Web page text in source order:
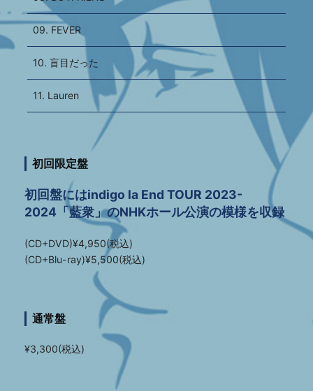
09. FEVER
10. 盲目だった
11. Lauren
初回限定盤
初回盤にはindigo la End TOUR 2023-
2024「藍衆」のNHKホール公演の模様を収録
(CD+DVD)¥4,950(税込)
(CD+Blu-ray)¥5,500(税込)
通常盤
¥3,300(税込)